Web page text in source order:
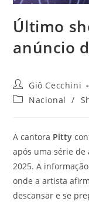
Último
anúncio
Autor
do
post:
Giô Cecchini
Categoria
Nacional /
A cantora Pitty
após uma série
2025. A
onde a artista
descansar e se